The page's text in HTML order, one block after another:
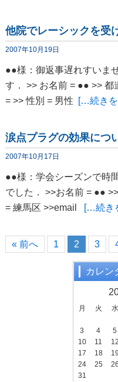
他院でレーシックを受
2007年10月19日
●●様：御返事遅れすいま
す． >> お名前 = ●● >> 都
= >> 性別 = 男性
[…続き
涙点プラグの効果につ
2007年10月17日
●●様：学会シーズンで時
でした． >>お名前 = ●●
= 練馬区 >>email
[…続き
« 前へ 1 2 3
カレン
月 火 水
3
4 5
10
11 12
17
18 19
24
25 26
31